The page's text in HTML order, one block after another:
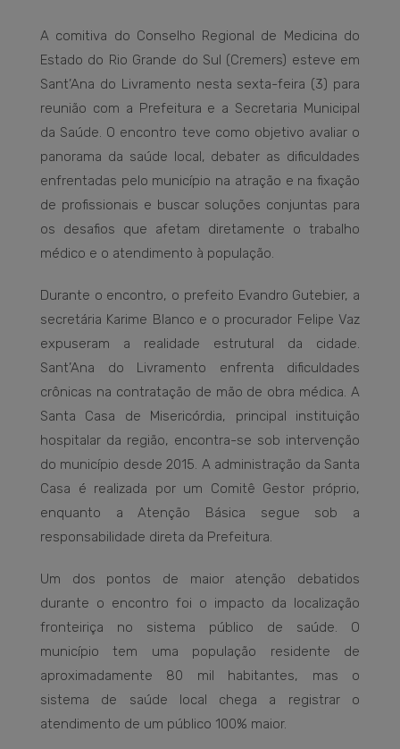
A comitiva do Conselho Regional de Medicina do
Estado do Rio Grande do Sul (Cremers) esteve em
Sant’Ana do Livramento nesta sexta-feira (3) para
reunião com a Prefeitura e a Secretaria Municipal
da Saúde. O encontro teve como objetivo avaliar o
panorama da saúde local, debater as dificuldades
enfrentadas pelo município na atração e na fixação
de profissionais e buscar soluções conjuntas para
os desafios que afetam diretamente o trabalho
médico e o atendimento à população.
Durante o encontro, o prefeito Evandro Gutebier, a
secretária Karime Blanco e o procurador Felipe Vaz
expuseram a realidade estrutural da cidade.
Sant’Ana do Livramento enfrenta dificuldades
crônicas na contratação de mão de obra médica. A
Santa Casa de Misericórdia, principal instituição
hospitalar da região, encontra-se sob intervenção
do município desde 2015. A administração da Santa
Casa é realizada por um Comitê Gestor próprio,
enquanto a Atenção Básica segue sob a
responsabilidade direta da Prefeitura.
Um dos pontos de maior atenção debatidos
durante o encontro foi o impacto da localização
fronteiriça no sistema público de saúde. O
município tem uma população residente de
aproximadamente 80 mil habitantes, mas o
sistema de saúde local chega a registrar o
atendimento de um público 100% maior.